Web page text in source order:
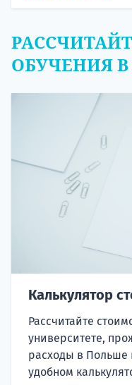
ОБУЧЕНИЯ
Калькулятор
Рассчитайте
университете,
расходы в Польше
удобном